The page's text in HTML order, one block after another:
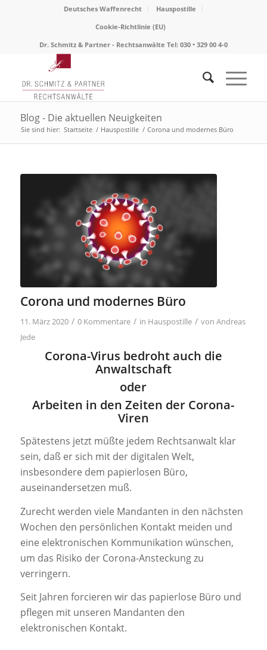
Deutsches Waffenrecht
Hauspostille
Cookie-Richtlinie (EU)
Dr. Schmitz & Partner - Rechtsanwälte Tel: 030 • 329 00 4-0
Blog - Die aktuellen Neuigkeiten
Sie sind hier: Startseite / Hauspostille / Corona und modernes Büro
Corona und modernes Büro
11. März 2020 / 0 Kommentare / in Hauspostille / von Andreas
Jede
Corona-Virus bedroht auch die
Anwaltschaft
oder
Arbeiten in den Zeiten der Corona-
Viren
Spätestens jetzt müßte jedem Rechtsanwalt klar
sein, daß er sich mit der digitalen Welt,
insbesondere dem papierlosen Büro,
auseinandersetzen muß.
Zurecht werden viele Mandanten in den nächsten
Wochen den persönlichen Kontakt meiden und
eine elektronischen Kommunikation wünschen,
um das Risiko der Corona-Ansteckung zu
verringern.
Seit Jahren forcieren wir das papierlose Büro und
pflegen mit unseren Mandanten den
elektronischen Kontakt.